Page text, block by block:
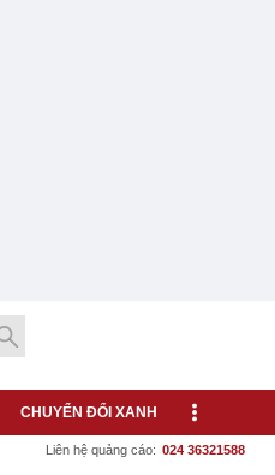
CHUYỂN ĐỔI XANH
Liên hệ quảng cáo: 024 36321588